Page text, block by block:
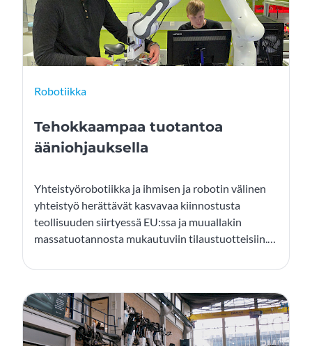
Robotiikka
Tehokkaampaa tuotantoa
ääniohjauksella
Yhteistyörobotiikka ja ihmisen ja robotin välinen
yhteistyö herättävät kasvavaa kiinnostusta
teollisuuden siirtyessä EU:ssa ja muuallakin
massatuotannosta mukautuviin tilaustuotteisiin.
ole täysin automatisoitavissa, mutta myöskään
taloudellisesti järkevää. Huomisen teollisuuden
mahdollistamiseksi tarvitaan älykkäämpää
yhteistyötä ihmisten ja robottien välillä.